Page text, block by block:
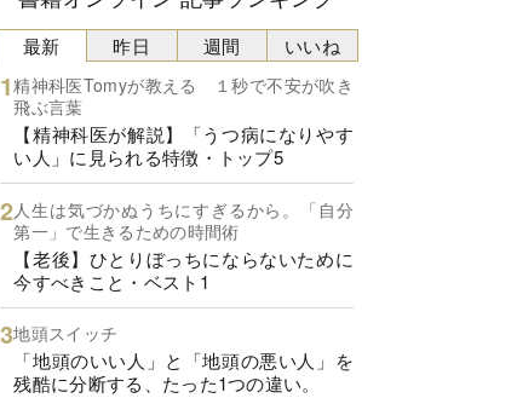
最新
精神科医Tomyが教える １秒で不安が吹き
飛ぶ言葉
【精神科医が解説】「うつ病になりやす
い人」に見られる特徴・トップ5
人生は気づかぬうちにすぎるから。「自分
第一」で生きるための時間術
【老後】ひとりぼっちにならないために
今すべきこと・ベスト1
地頭スイッチ
「地頭のいい人」と「地頭の悪い人」を
残酷に分断する、たった1つの違い。
昨日 週間 いいね